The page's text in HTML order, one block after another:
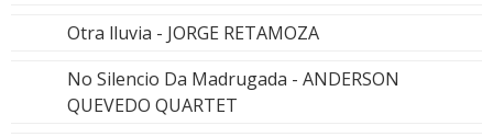
Otra lluvia - JORGE RETAMOZA
No Silencio Da Madrugada - ANDERSON
QUEVEDO QUARTET